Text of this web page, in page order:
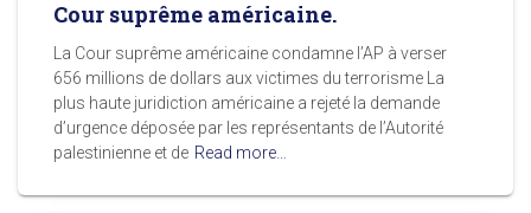
Cour suprême américaine.
La Cour suprême américaine condamne l’AP à verser
656 millions de dollars aux victimes du terrorisme La
plus haute juridiction américaine a rejeté la demande
d’urgence déposée par les représentants de l’Autorité
palestinienne et de Read more…